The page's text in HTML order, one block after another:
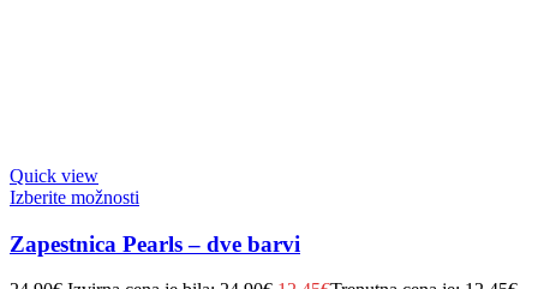
Quick view
Izberite možnosti
Zapestnica Pearls – dve barvi